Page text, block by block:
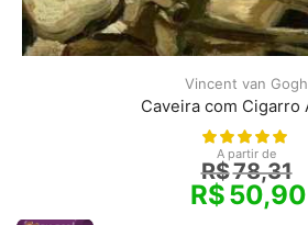
Vincent van Gogh
Caveira com Cigarro
A partir de
R$78,31
R$50,90